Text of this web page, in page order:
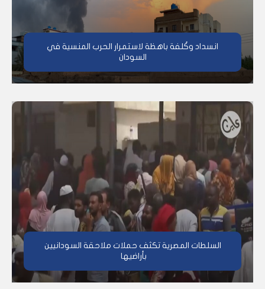
انسداد وكُلفة باهظة لاستمرار الحرب المنسية في
السودان
السلطات المصرية تكثف حملات ملاحقة السودانيين
بأراضيها